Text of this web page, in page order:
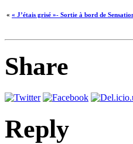
« « J’étais grisé »- Sortie à bord de
Share
Reply